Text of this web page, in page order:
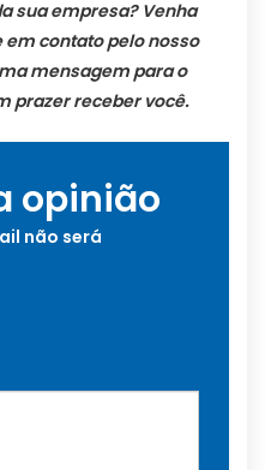
sua empresa? Venha
em contato pelo nosso
mensagem para o
prazer receber você.
opinião
não será